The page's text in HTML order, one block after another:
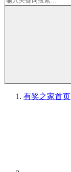
有奖之家首页